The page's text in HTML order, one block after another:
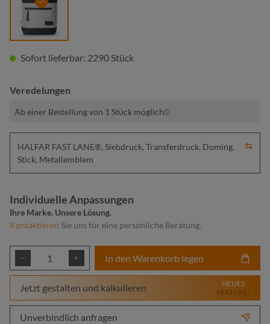
schwarz
Sofort lieferbar: 2290 Stück
Veredelungen
Ab einer Bestellung von 1 Stück möglich
HALFAR FAST LANE®, Siebdruck, Transferdruck, Doming,
Stick, Metallemblem
Individuelle Anpassungen
Ihre Marke. Unsere Lösung.
Kontaktieren Sie uns für eine persönliche Beratung.
Produkt Anzahl: Gib den gewünschten
In den Warenkorb legen
Jetzt gestalten und kalkulieren
NEUES
FEATURE!
Unverbindlich anfragen